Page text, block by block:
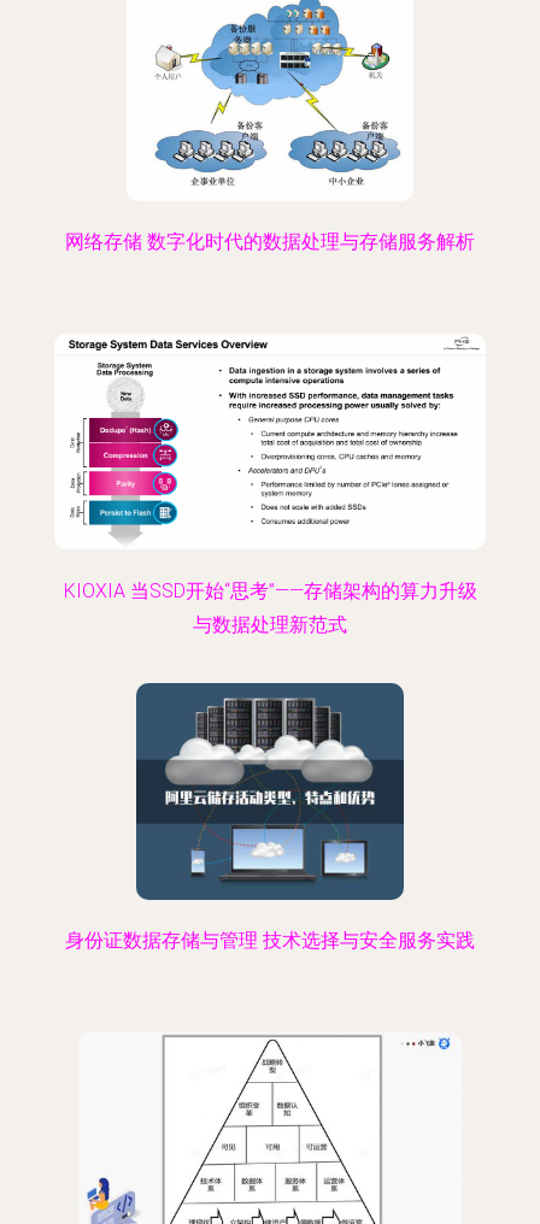
网络存储 数字化时代的数据处理与存储服务解析
KIOXIA 当SSD开始“思考”——存储架构的算力升级
与数据处理新范式
身份证数据存储与管理 技术选择与安全服务实践